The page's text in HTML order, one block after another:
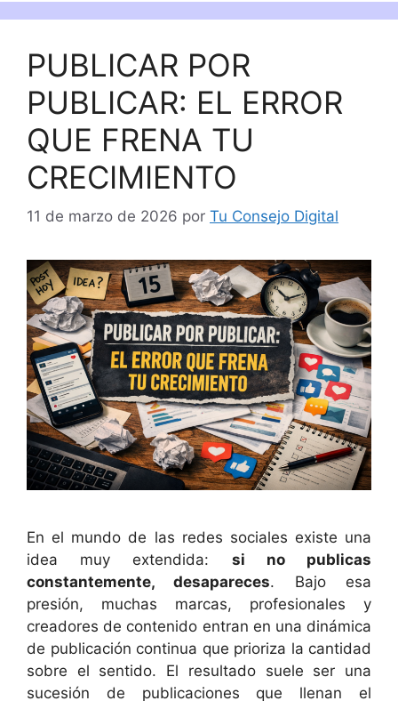
PUBLICAR POR
PUBLICAR: EL ERROR
QUE FRENA TU
CRECIMIENTO
11 de marzo de 2026 por Tu Consejo Digital
En el mundo de las redes sociales existe una
idea muy extendida: si no publicas
constantemente, desapareces. Bajo esa
presión, muchas marcas, profesionales y
creadores de contenido entran en una dinámica
de publicación continua que prioriza la cantidad
sobre el sentido. El resultado suele ser una
sucesión de publicaciones que llenan el